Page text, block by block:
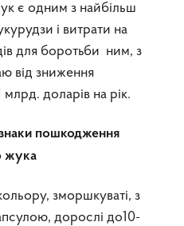
є одним з найбільш
і витрати на
для боротьби ним, з
від зниження
доларів на рік.
пошкодження
жука
зморшкуваті, з
дорослі до10-